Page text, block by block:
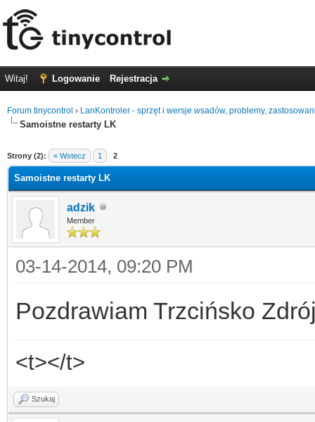
Witaj! Logowanie Rejestracja
Forum tinycontrol › LanKontroler - sprzęt i wersje wsadów, problemy,
Samoistne restarty LK
Strony (2): « Wstecz 1 2
Samoistne restarty LK
adzik
Member
03-14-2014, 09:20 PM
Pozdrawiam Trzcińsko
<t></t>
Szukaj